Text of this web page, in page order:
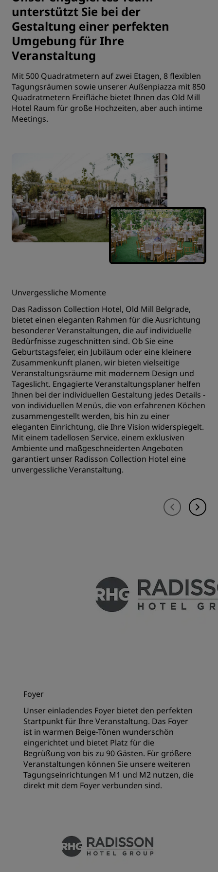
unterstützt Sie bei der
Gestaltung einer perfekten
Umgebung für Ihre
Veranstaltung
Mit 500 Quadratmetern auf zwei Etagen, 8 flexiblen
Tagungsräumen sowie unserer Außenpiazza mit 850
Quadratmetern Freifläche bietet Ihnen das Old Mill
Hotel Raum für große Hochzeiten, aber auch intime
Meetings.
Unvergessliche Momente
Das Radisson Collection Hotel, Old Mill Belgrade,
bietet einen eleganten Rahmen für die Ausrichtung
besonderer Veranstaltungen, die auf individuelle
Bedürfnisse zugeschnitten sind. Ob Sie eine
Geburtstagsfeier, ein Jubiläum oder eine kleinere
Zusammenkunft planen, wir bieten vielseitige
Veranstaltungsräume mit modernem Design und
Tageslicht. Engagierte Veranstaltungsplaner helfen
Ihnen bei der individuellen Gestaltung jedes Details -
von individuellen Menüs, die von erfahrenen Köchen
zusammengestellt werden, bis hin zu einer
eleganten Einrichtung, die Ihre Vision widerspiegelt.
Mit einem tadellosen Service, einem exklusiven
Ambiente und maßgeschneiderten Angeboten
garantiert unser Radisson Collection Hotel eine
unvergessliche Veranstaltung.
Foyer
Unser einladendes Foyer bietet den perfekten
Startpunkt für Ihre Veranstaltung. Das Foyer
ist in warmen Beige-Tönen wunderschön
eingerichtet und bietet Platz für die
Begrüßung von bis zu 90 Gästen. Für größere
Veranstaltungen können Sie unsere weiteren
Tagungseinrichtungen M1 und M2 nutzen, die
direkt mit dem Foyer verbunden sind.